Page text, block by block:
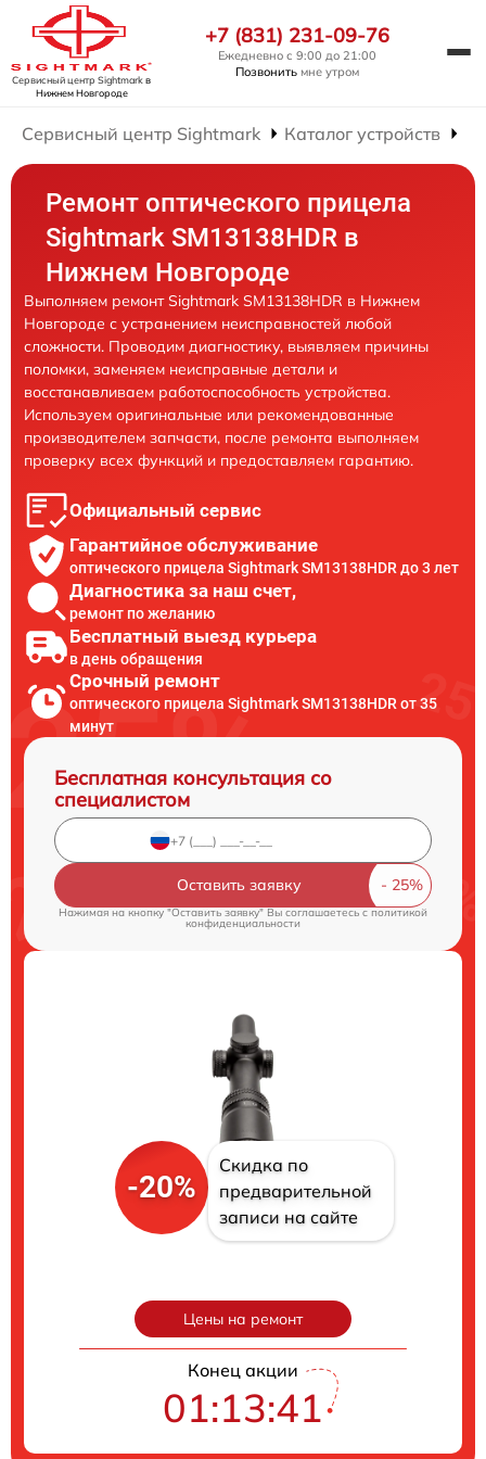
Сервисный центр Sightmarkв
Нижнем Новгороде
+7 (831) 231-09-76
Ежедневно с 9:00 до 21:00
Позвонить мне утром
Сервисный центр Sightmark Каталог устройств
Ремонт оптического прицела
Sightmark SM13138HDR в
Нижнем Новгороде
Выполняем ремонт Sightmark SM13138HDR в Нижнем
Новгороде с устранением неисправностей любой
сложности. Проводим диагностику, выявляем причины
поломки, заменяем неисправные детали и
восстанавливаем работоспособность устройства.
Используем оригинальные или рекомендованные
производителем запчасти, после ремонта выполняем
проверку всех функций и предоставляем гарантию.
Официальный сервис
Гарантийное обслуживание
оптического прицела Sightmark SM13138HDR до 3 лет
Диагностика за наш счет,
ремонт по желанию
Бесплатный выезд курьера
в день обращения
Срочный ремонт
оптического прицела Sightmark SM13138HDR от 35
минут
Бесплатная консультация со
специалистом
Оставить заявку
Нажимая на кнопку "Оставить заявку" Вы соглашаетесь cполитикой
конфиденциальности
-20%
Скидка по
предварительной
записи на сайте
Цены на ремонт
Конец акции
01:13:40